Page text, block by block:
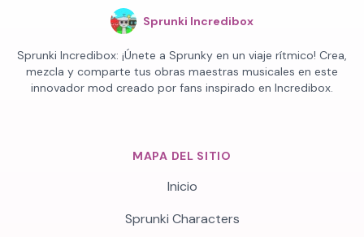
Sprunki Incredibox
Sprunki Incredibox: ¡Únete a Sprunky en un viaje rítmico! Crea,
mezcla y comparte tus obras maestras musicales en este
innovador mod creado por fans inspirado en Incredibox.
MAPA DEL SITIO
Inicio
Sprunki Characters